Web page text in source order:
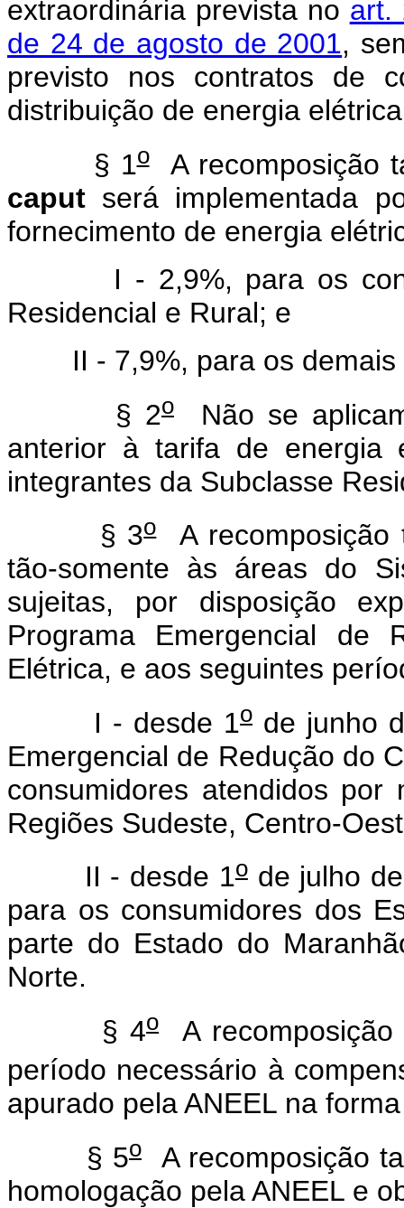
extraordinária prevista no art.
de 24 de agosto de 2001,
previsto nos contratos de
distribuição de energia
§ 1oA recomposição
caput será implementada
fornecimento de energia
I - 2,9%, para os
Residencial e Rural; e
II - 7,9%, para os demais
§ 2o Não se
anterior à tarifa de energia
integrantes da Subclasse
§ 3oA recomposição
tão-somente às áreas do
sujeitas, por disposição
Programa Emergencial de
Elétrica, e aos seguintes
I - desde 1o de junho
Emergencial de Redução do
consumidores atendidos
Regiões Sudeste, Centro-
II - desde 1ode julho
para os consumidores dos
parte do Estado do
Norte.
§ 4oA recomposição
período necessário à
apurado pela ANEEL na
§ 5o A recomposição
homologação pela ANEEL e